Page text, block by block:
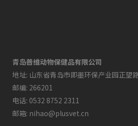
青岛普维动物保健品有限公司
地址: 山东省青岛市即墨环保产业园正望
邮编: 266201
电话: 0532 8752 2311
邮箱: nihao@plusvet.cn